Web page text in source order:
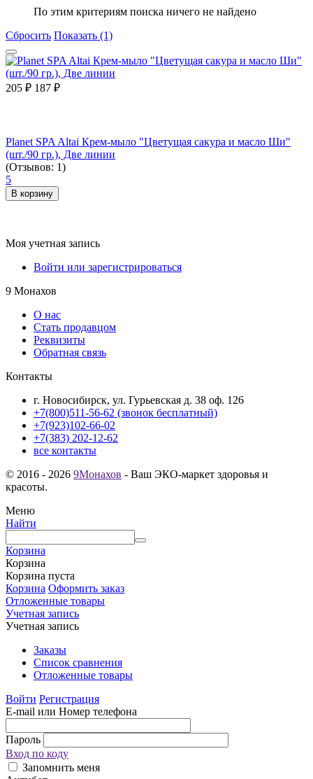
По этим критериям поиска ничего не найдено
Сбросить Показать (1)
205 ₽ 187 ₽
Planet SPA Altai Крем-мыло "Цветущая сакура и масло Ши"
(шт./90 гр.), Две линии
(Отзывов: 1)
5
В корзину
Моя учетная запись
Войти или зарегистрироваться
9 Монахов
О нас
Стать продавцом
Реквизиты
Обратная связь
Контакты
г. Новосибирск, ул. Гурьевская д. 38 оф. 126
+7(800)511-56-62 (звонок бесплатный)
+7(923)102-66-02
+7(383) 202-12-62
все контакты
© 2016 - 2026 9Монахов - Ваш ЭКО-маркет здоровья и
красоты.
Меню
Найти
Корзина
Корзина
Корзина пуста
Корзина Оформить заказ
Отложенные товары
Учетная запись
Учетная запись
Заказы
Список сравнения
Отложенные товары
Войти Регистрация
E-mail или Номер телефона
Пароль
Вход по коду
Запомнить меня